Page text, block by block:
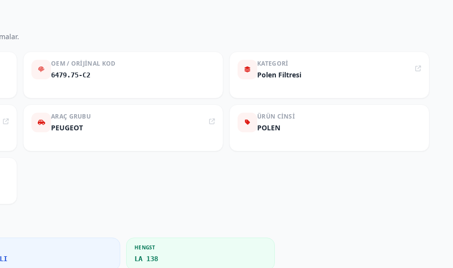
OEM / ORIJINAL KOD
6479.75-C2
KATEGORI
Polen Filtresi
ARAÇ GRUBU
PEUGEOT
ÜRÜN CINSI
POLEN
HENGST
LA 138